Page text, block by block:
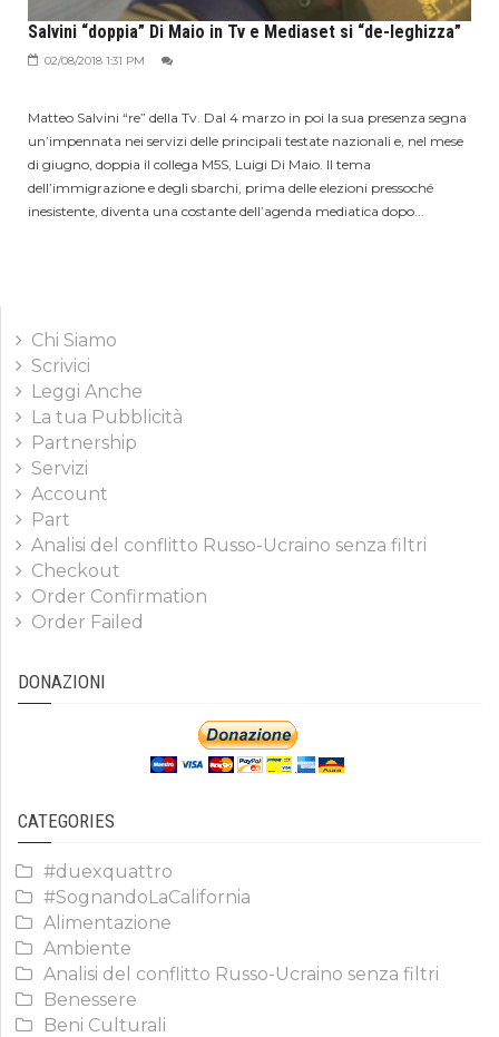
Salvini “doppia” Di Maio in Tv e Mediaset si “de-leghizza”
02/08/2018 1:31 PM
Matteo Salvini “re” della Tv. Dal 4 marzo in poi la sua presenza segna
un’impennata nei servizi delle principali testate nazionali e, nel mese
di giugno, doppia il collega M5S, Luigi Di Maio. Il tema
dell’immigrazione e degli sbarchi, prima delle elezioni pressoché
inesistente, diventa una costante dell’agenda mediatica dopo...
Chi Siamo
Scrivici
Leggi Anche
La tua Pubblicità
Partnership
Servizi
Account
Part
Analisi del conflitto Russo-Ucraino senza filtri
Checkout
Order Confirmation
Order Failed
DONAZIONI
CATEGORIES
#duexquattro
#SognandoLaCalifornia
Alimentazione
Ambiente
Analisi del conflitto Russo-Ucraino senza filtri
Benessere
Beni Culturali